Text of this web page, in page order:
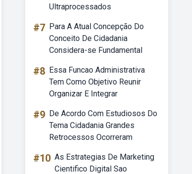
Ultraprocessados
#7 Para A Atual Concepção Do
Conceito De Cidadania
Considera-se Fundamental
#8 Essa Funcao Administrativa
Tem Como Objetivo Reunir
Organizar E Integrar
#9 De Acordo Com Estudiosos Do
Tema Cidadania Grandes
Retrocessos Ocorreram
#10 As Estrategias De Marketing
Cientifico Digital Sao